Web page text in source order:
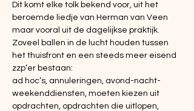
Dit komt elke tolk bekend voor, uit het
beroemde liedje van Herman van Veen
maar vooral uit de dagelijkse praktijk.
Zoveel ballen in de lucht houden tussen
het thuisfront en een steeds meer eisend
zzp’er bestaan:
ad hoc’s, annuleringen, avond-nacht-
weekenddiensten, moeten kiezen uit
opdrachten, opdrachten die uitlopen,